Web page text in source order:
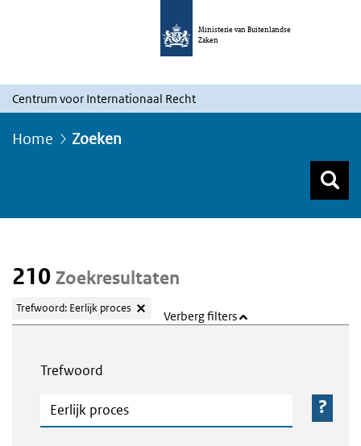
Ministerie van Buitenlandse
Zaken
Centrum voor Internationaal Recht
Home Zoeken
210 Zoekresultaten
Trefwoord: Eerlijk proces
Verberg filters
Trefwoord
Trefwoord